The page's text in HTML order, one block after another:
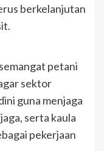
berkelanjutan
petani
sektor
guna menjaga
serta kaula
pekerjaan